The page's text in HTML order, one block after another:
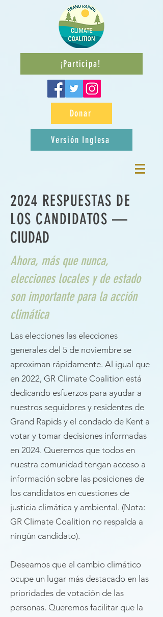
¡Participa!
Donar
Versión Inglesa
2024 RESPUESTAS DE
LOS CANDIDATOS —
CIUDAD
Ahora, más que nunca,
elecciones locales y de estado
son importante para la acción
climática
Las elecciones las elecciones
generales del 5 de noviembre se
aproximan rápidamente. Al igual que
en 2022, GR Climate Coalition está
dedicando esfuerzos para ayudar a
nuestros seguidores y residentes de
Grand Rapids y el condado de Kent a
votar y tomar decisiones informadas
en 2024. Queremos que todos en
nuestra comunidad tengan acceso a
información sobre las posiciones de
los candidatos en cuestiones de
justicia climática y ambiental. (Nota:
GR Climate Coalition no respalda a
ningún candidato).
Deseamos que el cambio climático
ocupe un lugar más destacado en las
prioridades de votación de las
personas. Queremos facilitar que la